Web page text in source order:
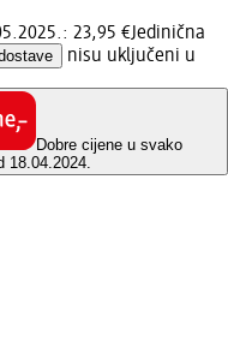
23,95 €Jedinična
nisu uključeni u
Dobre cijene u svako
18.04.2024.